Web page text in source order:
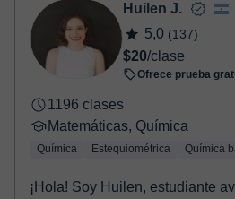
Huilen J.
5,0 (137)
$20/clase
Ofrece prueba
1196 clases
Matemáticas, Química
Química Estequiométrica Química
¡Hola! Soy Huilen, estudiante